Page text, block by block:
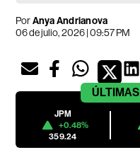
PorAnya Andrianova
06 de julio, 2026 | 09:57 PM
ÚLTIMAS
JPM
+0.48%
359.24